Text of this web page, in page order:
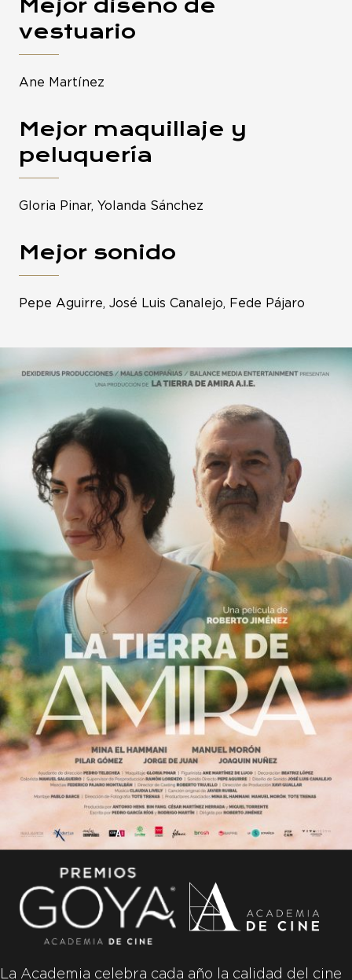
Mejor diseño de
vestuario
Ane Martínez
Mejor maquillaje y
peluquería
Gloria Pinar, Yolanda Sánchez
Mejor sonido
Pepe Aguirre, José Luis Canalejo, Fede Pájaro
La Academia celebra cada año la calidad del cine